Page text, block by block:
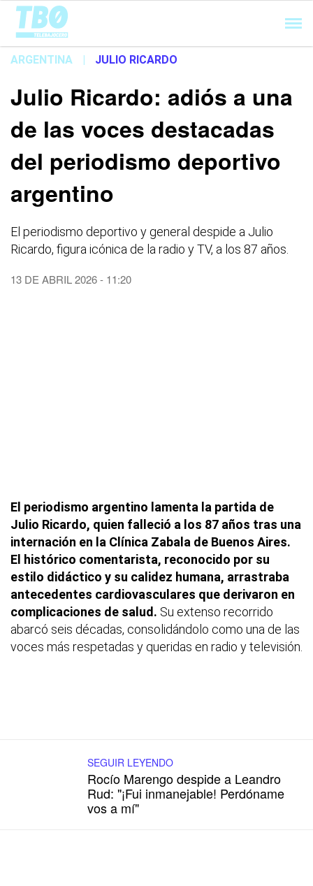
Cargando...
ARGENTINA | JULIO RICARDO
Julio Ricardo: adiós a una
de las voces destacadas
del periodismo deportivo
argentino
El periodismo deportivo y general despide a Julio
Ricardo, figura icónica de la radio y TV, a los 87 años.
13 DE ABRIL 2026 - 11:20
El periodismo argentino lamenta la partida de
Julio Ricardo, quien falleció a los 87 años tras una
internación en la Clínica Zabala de Buenos Aires.
El histórico comentarista, reconocido por su
estilo didáctico y su calidez humana, arrastraba
antecedentes cardiovasculares que derivaron en
complicaciones de salud. Su extenso recorrido
abarcó seis décadas, consolidándolo como una de las
voces más respetadas y queridas en radio y televisión.
SEGUIR LEYENDO
Rocío Marengo despide a Leandro
Rud: "¡Fui inmanejable! Perdóname
vos a mí"